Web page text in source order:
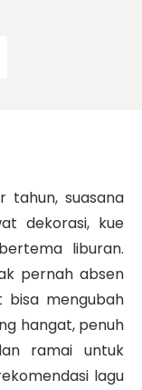
tahun, suasana
dekorasi, kue
liburan.
pernah absen
bisa mengubah
hangat, penuh
ramai untuk
lagu